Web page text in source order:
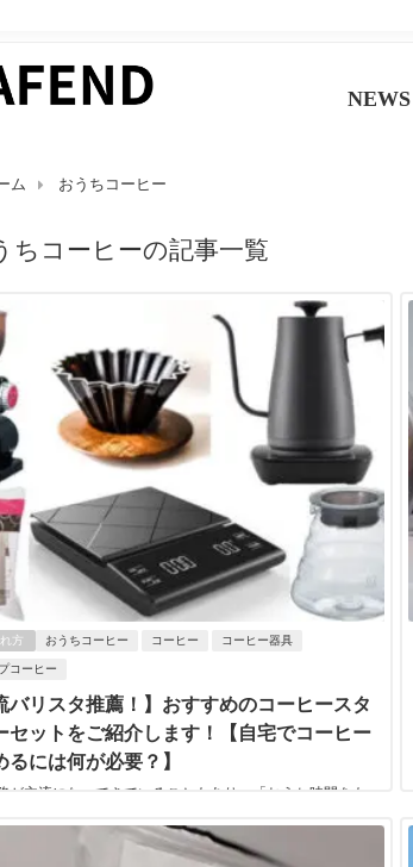
NEWS
ム おうちコーヒー
ちコーヒーの記事一覧
方 おうちコーヒー コーヒー コーヒー器具
コーヒー
バリスタ推薦！】おすすめのコーヒースタ
セットをご紹介します！【自宅でコーヒー
るには何が必要？】
が主流になってきていることもあり、「おうち時間をも
ちコーヒーがおすすめ。自宅でも優...